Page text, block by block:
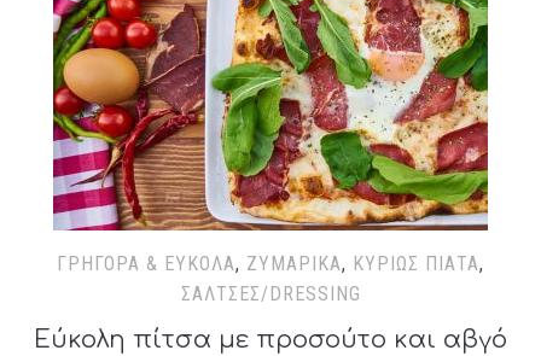
ΓΡΉΓΟΡΑ & ΕΎΚΟΛΑ, ΖΥΜΑΡΙΚΆ, ΚΥΡΊΩΣ ΠΙΆΤΑ,
ΣΆΛΤΣΕΣ/DRESSING
Εύκολη πίτσα με προσούτο και αβγό